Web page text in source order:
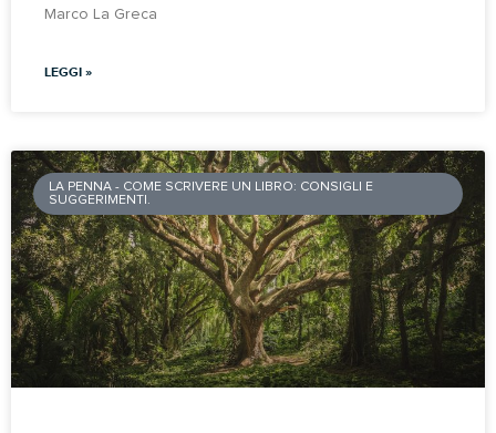
Marco La Greca
LEGGI »
LA PENNA - COME SCRIVERE UN LIBRO: CONSIGLI E
SUGGERIMENTI.